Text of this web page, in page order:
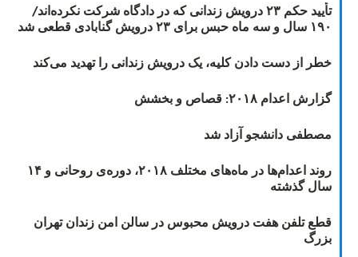
تأیید حکم ۲۳ درویش زندانی که در دادگاه شرکت نکرده‌اند/
۱۹۰ سال و سه ماه حبس برای ۲۳ درویش گنابادی قطعی شد
خطر از دست دادن کلیه، یک درویش زندانی را تهدید می‌کند
گزارش اعدام ۲۰۱۸: قصاص و بخشش
مصطفی دانشجو آزاد شد
روند اعدام‌ها در ماه‌های مختلف ۲۰۱۸، دوره‌ی روحانی و ۱۴
سال گذشته
قطع تلفن هفت درویش محبوس در سالن امن زندان تهران
بزرگ